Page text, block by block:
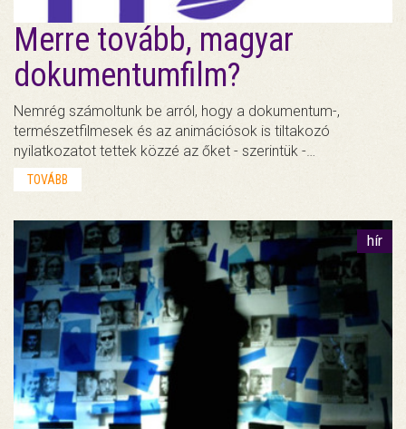
Merre tovább, magyar
dokumentumfilm?
Nemrég számoltunk be arról, hogy a dokumentum-,
természetfilmesek és az animációsok is tiltakozó
nyilatkozatot tettek közzé az őket - szerintük -…
TOVÁBB
hír